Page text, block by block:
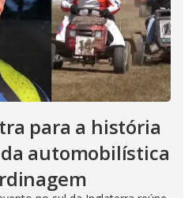
para a história
automobilística